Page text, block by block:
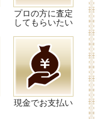
プロの方に査定
してもらいたい
現金でお支払い